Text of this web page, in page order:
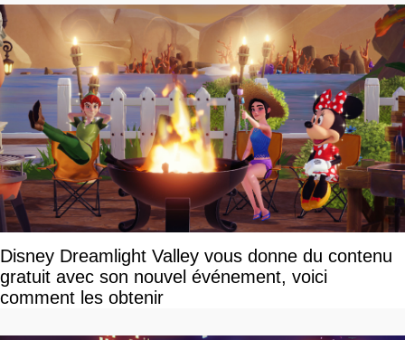
Disney Dreamlight Valley vous donne du contenu
gratuit avec son nouvel événement, voici
comment les obtenir